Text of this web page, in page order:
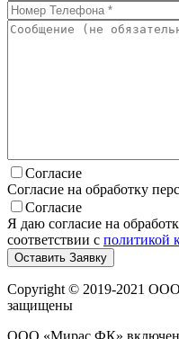
Согласие
Согласие на обработку
Согласие
Я даю согласие на
соответствии с политикой
Copyright © 2019-2021
защищены